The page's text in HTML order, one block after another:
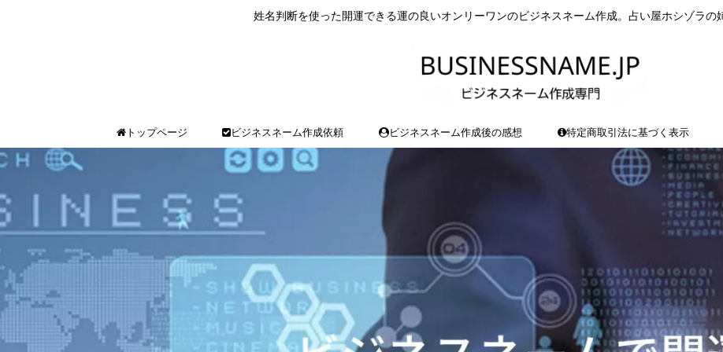
姓名判断を使った開運できる運の良いオンリーワンのビジネスネーム作成。占い屋ホシゾラの
トップページ ビジネスネーム作成依頼 ビジネスネーム作成後の感想 特定商取引法に基づく表示